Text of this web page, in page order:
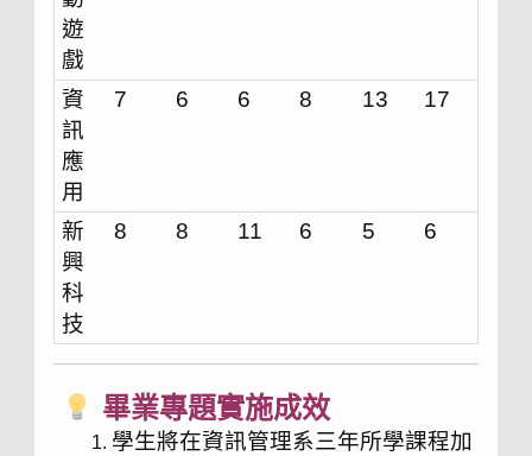
遊
戲
資
訊
應
用
7 6 6 8 13 17
新
興
科
技
8 8 11 6 5 6
畢業專題實施成效
學生將在資訊管理系三年所學課程加